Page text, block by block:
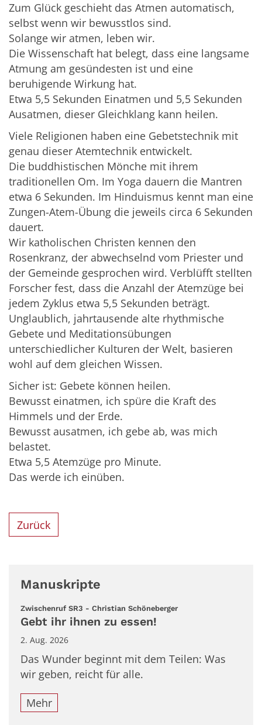
Zum Glück geschieht das Atmen automatisch,
selbst wenn wir bewusstlos sind.
Solange wir atmen, leben wir.
Die Wissenschaft hat belegt, dass eine langsame
Atmung am gesündesten ist und eine
beruhigende Wirkung hat.
Etwa 5,5 Sekunden Einatmen und 5,5 Sekunden
Ausatmen, dieser Gleichklang kann heilen.
Viele Religionen haben eine Gebetstechnik mit
genau dieser Atemtechnik entwickelt.
Die buddhistischen Mönche mit ihrem
traditionellen Om. Im Yoga dauern die Mantren
etwa 6 Sekunden. Im Hinduismus kennt man eine
Zungen-Atem-Übung die jeweils circa 6 Sekunden
dauert.
Wir katholischen Christen kennen den
Rosenkranz, der abwechselnd vom Priester und
der Gemeinde gesprochen wird. Verblüfft stellten
Forscher fest, dass die Anzahl der Atemzüge bei
jedem Zyklus etwa 5,5 Sekunden beträgt.
Unglaublich, jahrtausende alte rhythmische
Gebete und Meditationsübungen
unterschiedlicher Kulturen der Welt, basieren
wohl auf dem gleichen Wissen.
Sicher ist: Gebete können heilen.
Bewusst einatmen, ich spüre die Kraft des
Himmels und der Erde.
Bewusst ausatmen, ich gebe ab, was mich
belastet.
Etwa 5,5 Atemzüge pro Minute.
Das werde ich einüben.
Zurück
Manuskripte
Zwischenruf SR3 - Christian Schöneberger:
Gebt ihr ihnen zu essen!
2. Aug. 2026
Das Wunder beginnt mit dem Teilen: Was
wir geben, reicht für alle.
Mehr